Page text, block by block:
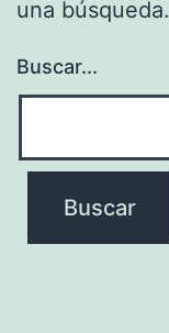
una búsqueda.
Buscar...